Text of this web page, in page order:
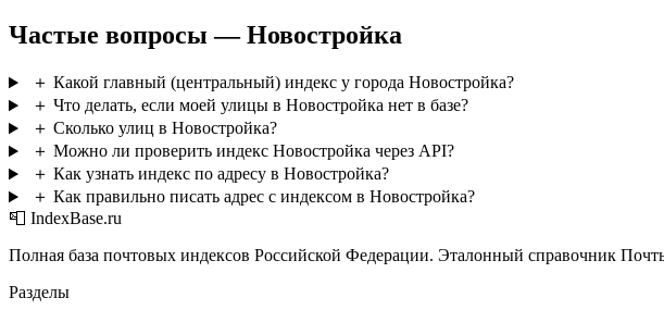
Частые вопросы — Новостройка
＋ Какой главный (центральный) индекс у города Новостройка?
＋ Что делать, если моей улицы в Новостройка нет в базе?
＋ Сколько улиц в Новостройка?
＋ Можно ли проверить индекс Новостройка через API?
＋ Как узнать индекс по адресу в Новостройка?
＋ Как правильно писать адрес с индексом в Новостройка?
📮 IndexBase.ru
Полная база почтовых индексов Российской Федерации. Эталонный справочник
Разделы